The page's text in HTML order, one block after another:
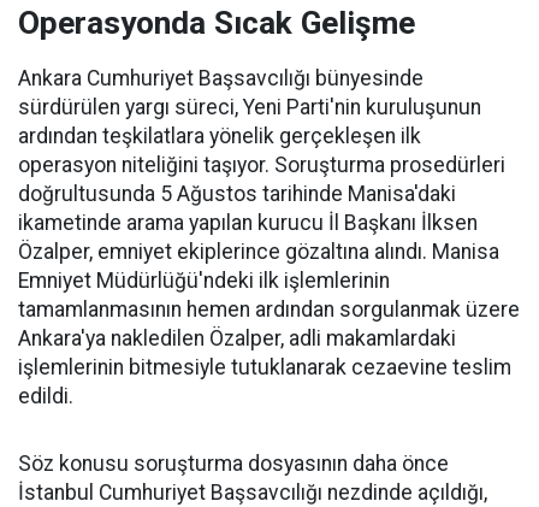
Operasyonda Sıcak Gelişme
Ankara Cumhuriyet Başsavcılığı bünyesinde
sürdürülen yargı süreci, Yeni Parti'nin kuruluşunun
ardından teşkilatlara yönelik gerçekleşen ilk
operasyon niteliğini taşıyor. Soruşturma prosedürleri
doğrultusunda 5 Ağustos tarihinde Manisa'daki
ikametinde arama yapılan kurucu İl Başkanı İlksen
Özalper, emniyet ekiplerince gözaltına alındı. Manisa
Emniyet Müdürlüğü'ndeki ilk işlemlerinin
tamamlanmasının hemen ardından sorgulanmak üzere
Ankara'ya nakledilen Özalper, adli makamlardaki
işlemlerinin bitmesiyle tutuklanarak cezaevine teslim
edildi.
Söz konusu soruşturma dosyasının daha önce
İstanbul Cumhuriyet Başsavcılığı nezdinde açıldığı,